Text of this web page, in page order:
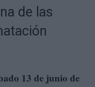
de las
13 de junio de